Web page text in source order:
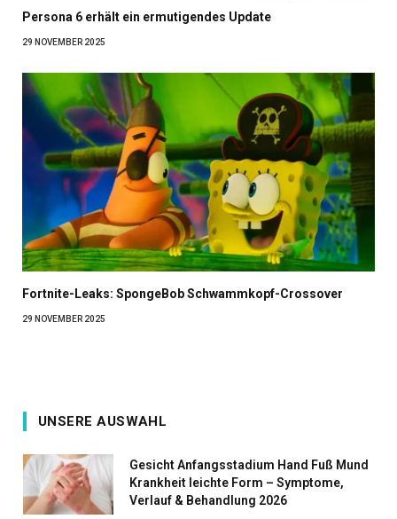
Persona 6 erhält ein ermutigendes Update
29 NOVEMBER 2025
Fortnite-Leaks: SpongeBob Schwammkopf-Crossover
29 NOVEMBER 2025
UNSERE AUSWAHL
Gesicht Anfangsstadium Hand Fuß Mund
Krankheit leichte Form – Symptome,
Verlauf & Behandlung 2026